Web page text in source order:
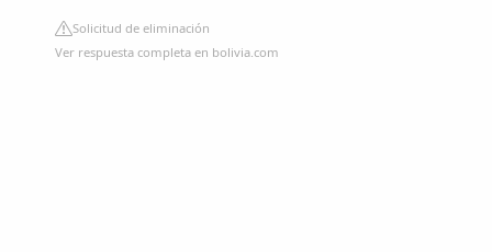
Solicitud de eliminación
Ver respuesta completa en bolivia.com